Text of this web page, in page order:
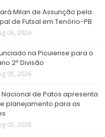
Milan de Assunção pela
de Futsal em Tenório-PB
06, 2026
na Picuiense para o
2ª Divisão
05, 2026
de Patos apresenta
planejamento para as
05, 2026